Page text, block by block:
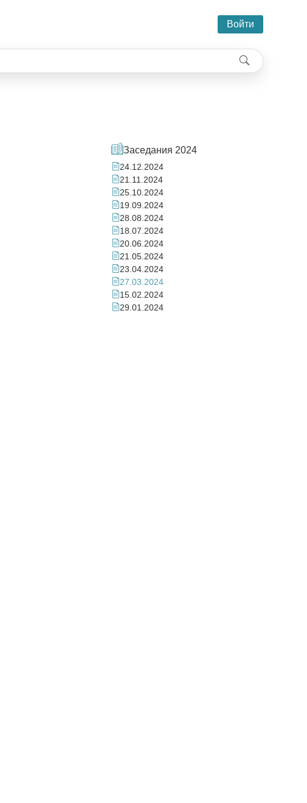
Войти
Заседания 2024
24.12.2024
21.11.2024
25.10.2024
19.09.2024
28.08.2024
18.07.2024
20.06.2024
21.05.2024
23.04.2024
27.03.2024
15.02.2024
29.01.2024